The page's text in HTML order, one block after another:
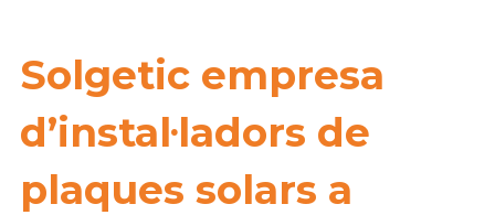
Solgetic empresa
d’instal·ladors de
plaques solars a